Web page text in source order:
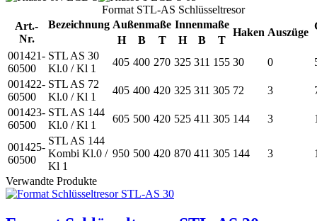
Format STL-AS Schlüsseltresor
Art.-
Nr.
Bezeichnung Außenmaße Innenmaße
Haken Auszüge
H
B T H B
T
001421-
60500
STL AS 30
Kl.0 / Kl 1
405 400 270 325 311 155 30 0
001422-
60500
STL AS 72
Kl.0 / Kl 1
405 400 420 325 311 305 72 3
001423-
60500
STL AS 144
Kl.0 / Kl 1
605 500 420 525 411 305 144 3
001425-
60500
STL AS 144
Kombi Kl.0 /
Kl 1
950 500 420 870 411 305 144 3
Verwandte Produkte